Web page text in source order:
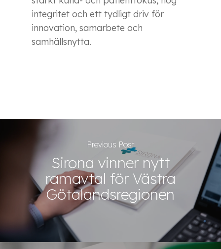
integritet och ett tydligt driv för
innovation, samarbete och
samhällsnytta.
Previous Post
Sirona vinner nytt
ramavtal för Västra
Götalandsregionen